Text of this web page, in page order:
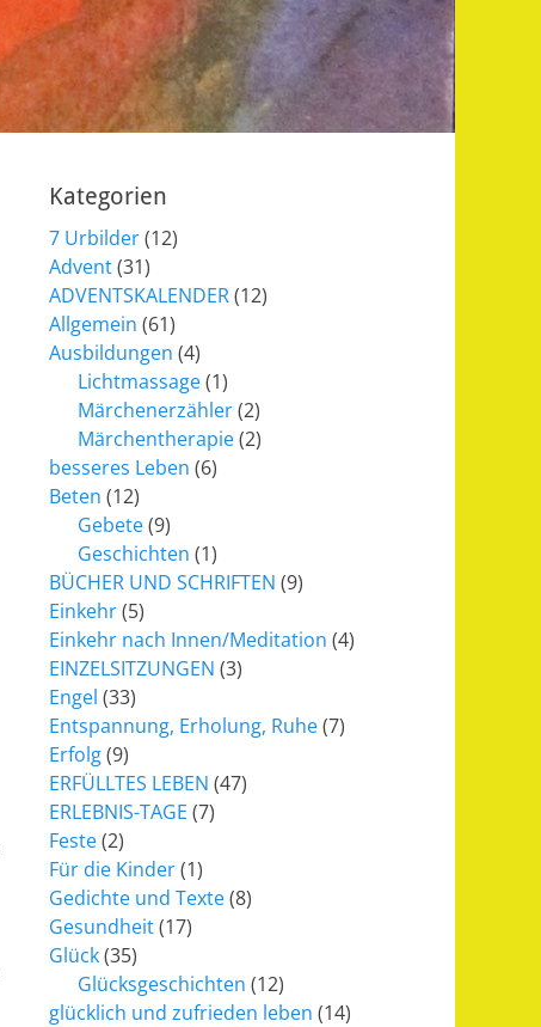
Kategorien
7 Urbilder(12)
Advent(31)
ADVENTSKALENDER(12)
Allgemein (61)
Ausbildungen (4)
Lichtmassage(1)
Märchenerzähler(2)
Märchentherapie(2)
besseres Leben (6)
Beten (12)
Gebete(9)
Geschichten (1)
BÜCHER UND SCHRIFTEN (9)
Einkehr(5)
Einkehr nach Innen/Meditation (4)
EINZELSITZUNGEN (3)
Engel (33)
Entspannung, Erholung, Ruhe(7)
Erfolg(9)
ERFÜLLTES LEBEN (47)
ERLEBNIS-TAGE (7)
Feste(2)
Für die Kinder(1)
Gedichte und Texte(8)
Gesundheit(17)
Glück(35)
Glücksgeschichten (12)
glücklich und zufrieden leben (14)